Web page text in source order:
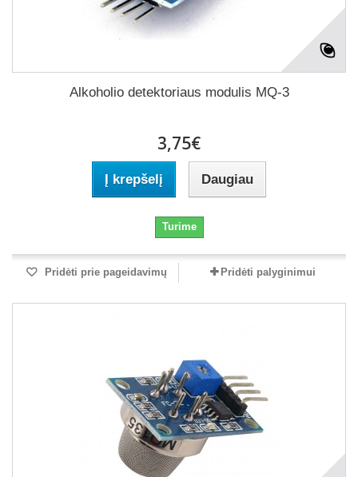
Alkoholio detektoriaus modulis MQ-3
3,75€
Į krepšelį Daugiau
Turime
Pridėti prie pageidavimų Pridėti palyginimui